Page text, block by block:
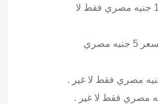
علبة بطاطس بسعر 10 جنيه مصري فقط لا
سلطة طماطم متبلة بسعر 5 جنيه مصري